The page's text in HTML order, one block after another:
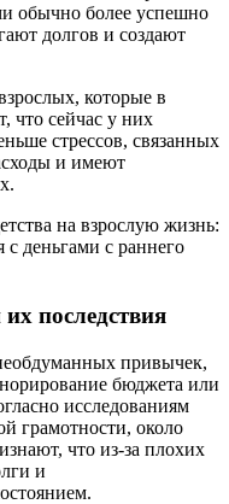
обычно более успешно
долгов и создают
которые в
что сейчас у них
стрессов, связанных
и имеют
последствия
привычек,
бюджета или
исследованиям
грамотности, около
что из-за плохих
и